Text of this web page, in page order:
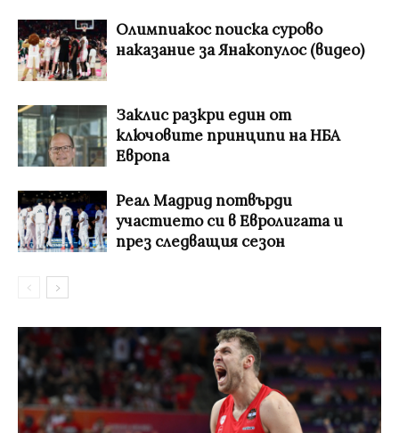
Олимпиакос поиска сурово
наказание за Янакопулос (видео)
Заклис разкри един от
ключовите принципи на НБА
Европа
Реал Мадрид потвърди
участието си в Евролигата и
през следващия сезон